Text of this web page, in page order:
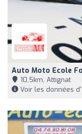
Auto Moto Ecole
10,5km, Attignat
Voir les données